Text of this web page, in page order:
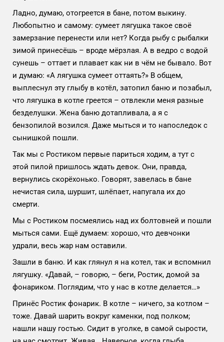
Ладно, думаю, отогреется в бане, потом выкину.
Любопытно и самому: сумеет лягушка такое своё
замерзание перенести или нет? Когда рыбу с рыбалки
зимой принесёшь – вроде мёрзлая. А в ведро с водой
сунешь – оттает и плавает как ни в чём не бывало. Вот
и думаю: «А лягушка сумеет оттаять?» В общем,
выплеснул эту глыбу в котёл, затопил баню и позабыл,
что лягушка в котле греется – отвлекли меня разные
безделушки. Жена баню дотапливала, а я с
бензопилой возился. Даже мыться и то напоследок с
сынишкой пошли.
Так мы с Ростиком первые париться ходим, а тут с
этой пилой пришлось ждать девок. Они, правда,
вернулись скорёхонько. Говорят, завелась в бане
нечистая сила, шуршит, шлёпает, напугала их до
смерти.
Мы с Ростиком посмеялись над их болтовней и пошли
мыться сами. Ещё думаем: хорошо, что девчонки
удрали, весь жар нам оставили.
Зашли в баню. И как глянул я на котел, так и вспомнил
лягушку. «Давай, – говорю, – беги, Ростик, домой за
фонариком. Поглядим, что у нас в котле делается…»
Принёс Ростик фонарик. В котле – ничего, за котлом –
тоже. Давай шарить вокруг каменки, под полком;
нашли нашу гостью. Сидит в уголке, в самой сырости,